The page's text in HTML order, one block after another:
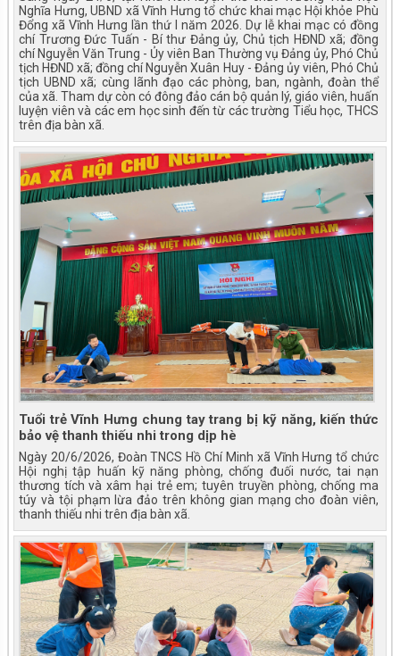
Nghĩa Hưng, UBND xã Vĩnh Hưng tổ chức khai mạc Hội khỏe Phù
Đổng xã Vĩnh Hưng lần thứ I năm 2026. Dự lễ khai mạc có đồng
chí Trương Đức Tuấn - Bí thư Đảng ủy, Chủ tịch HĐND xã; đồng
chí Nguyễn Văn Trung - Ủy viên Ban Thường vụ Đảng ủy, Phó Chủ
tịch HĐND xã; đồng chí Nguyễn Xuân Huy - Đảng ủy viên, Phó Chủ
tịch UBND xã; cùng lãnh đạo các phòng, ban, ngành, đoàn thể
của xã. Tham dự còn có đông đảo cán bộ quản lý, giáo viên, huấn
luyện viên và các em học sinh đến từ các trường Tiểu học, THCS
trên địa bàn xã.
Tuổi trẻ Vĩnh Hưng chung tay trang bị kỹ năng, kiến thức
bảo vệ thanh thiếu nhi trong dịp hè
Ngày 20/6/2026, Đoàn TNCS Hồ Chí Minh xã Vĩnh Hưng tổ chức
Hội nghị tập huấn kỹ năng phòng, chống đuối nước, tai nạn
thương tích và xâm hại trẻ em; tuyên truyền phòng, chống ma
túy và tội phạm lừa đảo trên không gian mạng cho đoàn viên,
thanh thiếu nhi trên địa bàn xã.